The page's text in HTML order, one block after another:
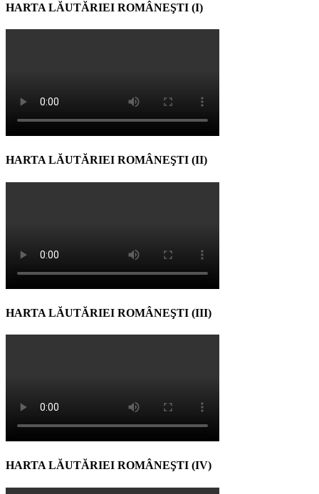
HARTA LĂUTĂRIEI ROMÂNEŞTI (I)
HARTA LĂUTĂRIEI ROMÂNEŞTI (II)
HARTA LĂUTĂRIEI ROMÂNEŞTI (III)
HARTA LĂUTĂRIEI ROMÂNEŞTI (IV)